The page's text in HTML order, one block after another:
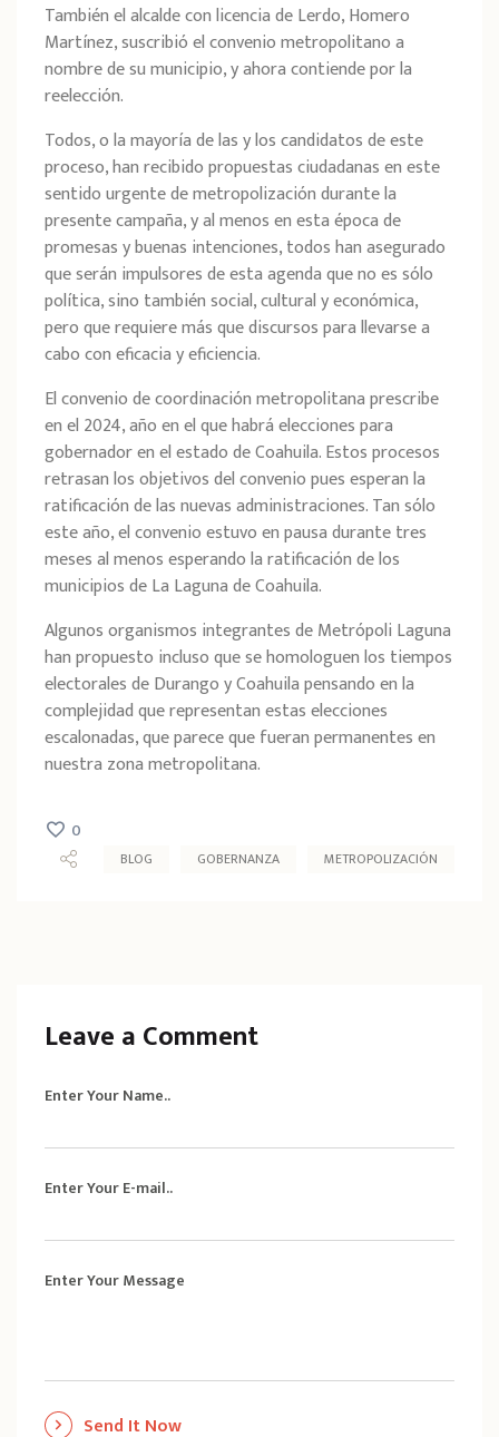
También el alcalde con licencia de Lerdo, Homero
Martínez, suscribió el convenio metropolitano a
nombre de su municipio, y ahora contiende por la
reelección.
Todos, o la mayoría de las y los candidatos de este
proceso, han recibido propuestas ciudadanas en este
sentido urgente de metropolización durante la
presente campaña, y al menos en esta época de
promesas y buenas intenciones, todos han asegurado
que serán impulsores de esta agenda que no es sólo
política, sino también social, cultural y económica,
pero que requiere más que discursos para llevarse a
cabo con eficacia y eficiencia.
El convenio de coordinación metropolitana prescribe
en el 2024, año en el que habrá elecciones para
gobernador en el estado de Coahuila. Estos procesos
retrasan los objetivos del convenio pues esperan la
ratificación de las nuevas administraciones. Tan sólo
este año, el convenio estuvo en pausa durante tres
meses al menos esperando la ratificación de los
municipios de La Laguna de Coahuila.
Algunos organismos integrantes de Metrópoli Laguna
han propuesto incluso que se homologuen los tiempos
electorales de Durango y Coahuila pensando en la
complejidad que representan estas elecciones
escalonadas, que parece que fueran permanentes en
nuestra zona metropolitana.
0
BLOG GOBERNANZA METROPOLIZACIÓN
Leave a Comment
Enter Your Name..
Enter Your E-mail..
Enter Your Message
Send It Now